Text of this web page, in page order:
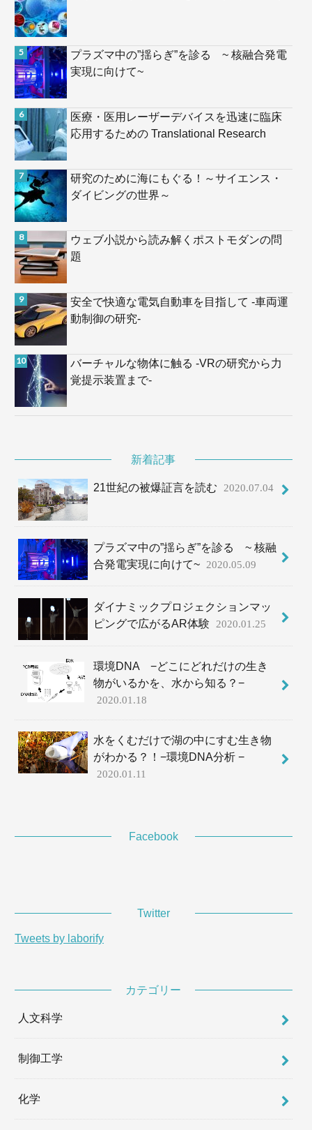
プラズマ中の”揺らぎ”を診る ~ 核融合発電
実現に向けて~
医療・医用レーザーデバイスを迅速に臨床
応用するための Translational Research
研究のために海にもぐる！～サイエンス・
ダイビングの世界～
ウェブ小説から読み解くポストモダンの問
題
安全で快適な電気自動車を目指して -車両運
動制御の研究-
バーチャルな物体に触る -VRの研究から力
覚提示装置まで-
新着記事
21世紀の被爆証言を読む 2020.07.04
プラズマ中の”揺らぎ”を診る ~ 核融
合発電実現に向けて~
2020.05.09
ダイナミックプロジェクションマッ
ピングで広がるAR体験
2020.01.25
環境DNA −どこにどれだけの生き
物がいるかを、水から知る？−
2020.01.18
水をくむだけで湖の中にすむ生き物
がわかる？！−環境DNA分析 −
2020.01.11
Facebook
Twitter
Tweets by laborify
カテゴリー
人文科学
制御工学
化学